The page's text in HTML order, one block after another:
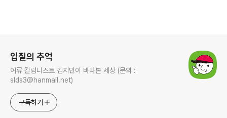
입질의 추억
어류 칼럼니스트 김지민이 바라본 세상 (문의 :
slds3@hanmail.net)
구독하기